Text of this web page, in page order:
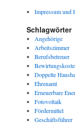
Impressum und
Schlagwörter
Angehörige
Arbeitszimmer
Berufsbetreuer
Doppelte
Ehrenamt
Erneuerbare
Fotovoltaik
Fördermittel
Geschäftsführer